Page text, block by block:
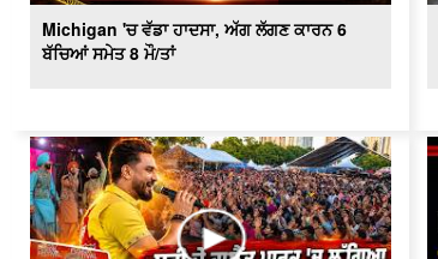
Michigan 'ਚ ਵੱਡਾ ਹਾਦਸਾ, ਅੱਗ ਲੱਗਣ ਕਾਰਨ 6
ਬੱਚਿਆਂ ਸਮੇਤ 8 ਮੌ/ਤਾਂ